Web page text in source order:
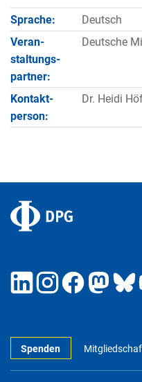
Sprache:
Deutsch
Veran­
staltungs­
partner:
Deutsche
Kontakt­
person:
Dr. Heidi
Spenden